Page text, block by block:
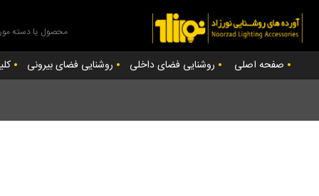
صفحه اصلی روشنایی فضای داخلی روشنایی فضای بیرونی